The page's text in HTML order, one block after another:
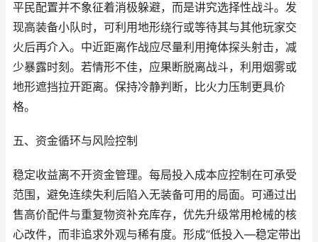
平民配置并不象征着消极躲避，而是讲究选择性战斗。发
现高装备小队时，可利用地形绕行或等待其与其他玩家交
火后再介入。中近距离作战应尽量利用掩体探头射击，减
少暴露时刻。若情形不佳，应果断脱离战斗，利用烟雾或
地形遮挡拉开距离。保持冷静判断，比火力压制更具价
格。
五、资金循环与风险控制
稳定收益离不开资金管理。每局投入成本应控制在可承受
范围，避免连续失利后陷入无装备可用的局面。可通过出
售高价配件与重复物资补充库存，优先升级常用枪械的核
心改件，而非追求外观与稀有度。形成“低投入—稳定带出